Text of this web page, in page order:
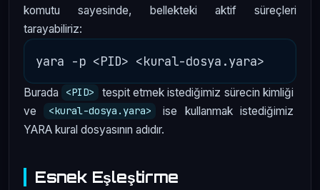
komutu sayesinde, bellekteki aktif süreçleri
tarayabiliriz:
Burada <PID>
tespit etmek istediğimiz sürecin kimliği
ve
<kural-dosya.yara>
ise kullanmak istediğimiz
YARA kural dosyasının adıdır.
Esnek Eşleştirme